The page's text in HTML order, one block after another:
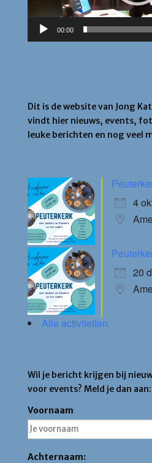
00:00
Dit is de website van Jong
vindt hier nieuws, events,
leuke berichten en nog veel
4
20
Alle activiteiten
Wil je bericht krijgen bij
voor events? Meld je dan aan:
Voornaam
Achternaam: